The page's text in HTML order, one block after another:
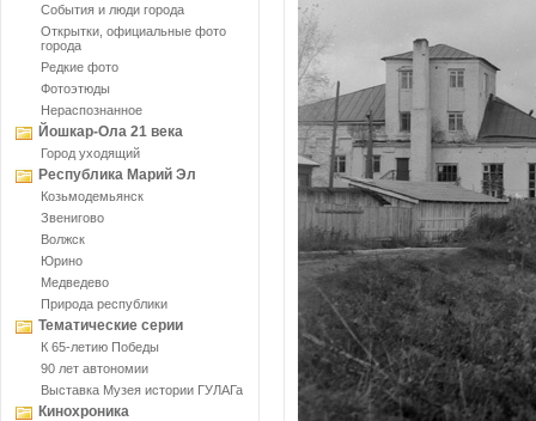
События и люди города
Открытки, официальные фото
города
Редкие фото
Фотоэтюды
Нераспознанное
Йошкар-Ола 21 века
Город уходящий
Республика Марий Эл
Козьмодемьянск
Звенигово
Волжск
Юрино
Медведево
Природа республики
Тематические серии
К 65-летию Победы
90 лет автономии
Выставка Музея истории ГУЛАГа
Кинохроника